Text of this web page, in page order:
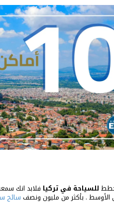
للسياحة في تركيا فلابد انك
. بأكثر من مليون ونصفسائح